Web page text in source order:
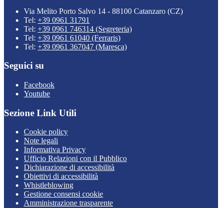
Via Melito Porto Salvo 14 - 88100 Catanzaro (CZ)
Tel: +39 0961 31791
Tel: +39 0961 746314 (Segreteria)
Tel: +39 0961 61040 (Ferraris)
Tel: +39 0961 367047 (Maresca)
Seguici su
Facebook
Youtube
Sezione Link Utili
Cookie policy
Note legali
Informativa Privacy
Ufficio Relazioni con il Pubblico
Dichiarazione di accessibilità
Obiettivi di accessibilità
Whistleblowing
Gestione consensi cookie
Amministrazione trasparente